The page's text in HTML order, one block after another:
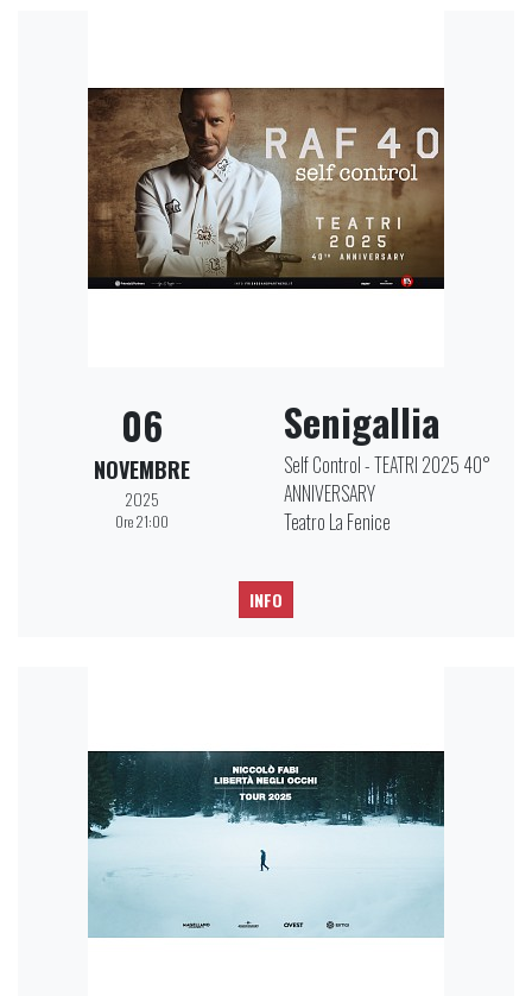
06
NOVEMBRE
2025
Ore 21:00
Senigallia
Self Control - TEATRI 2025 40°
ANNIVERSARY
Teatro La Fenice
INFO